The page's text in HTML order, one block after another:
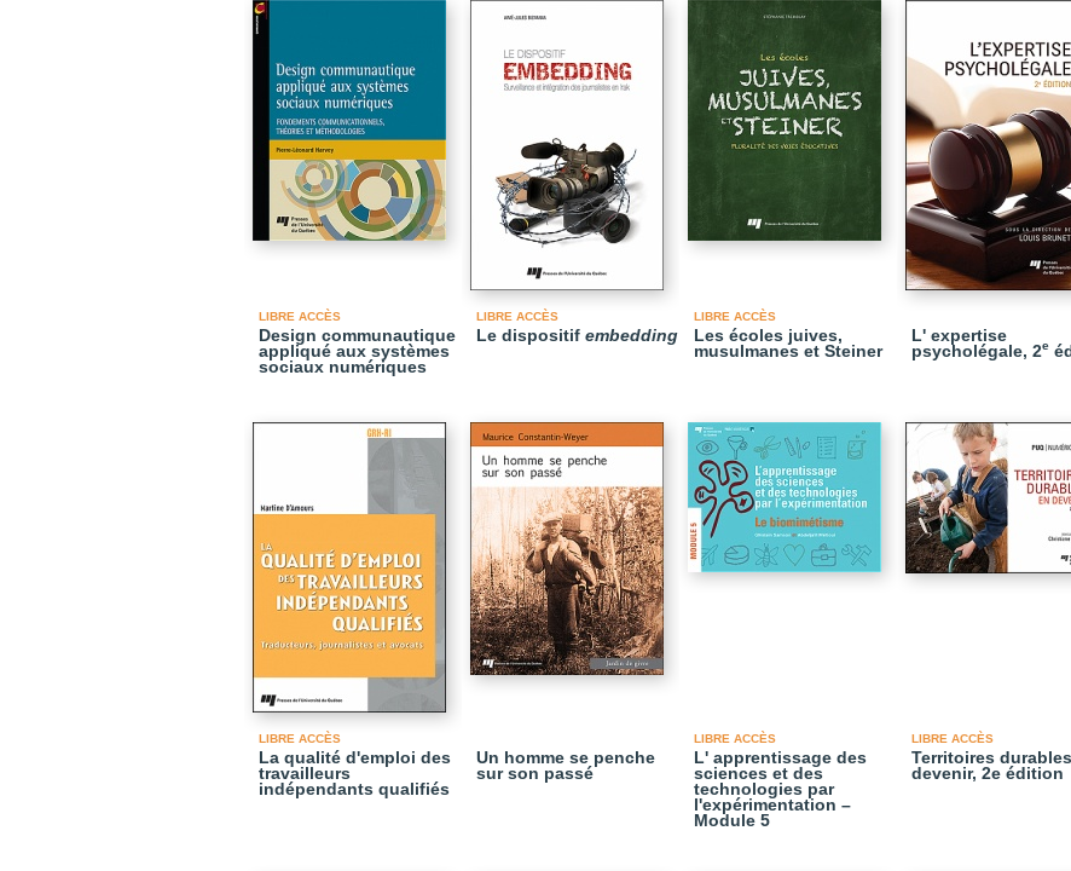
LIBRE ACCÈS
Design communautique
appliqué aux systèmes
sociaux numériques
LIBRE ACCÈS
Le dispositif embedding
LIBRE ACCÈS
Les écoles juives,
musulmanes et Steiner
L' expertise
psycholégale, 2e
LIBRE ACCÈS
La qualité d'emploi des
travailleurs
indépendants qualifiés
Un homme se penche
sur son passé
LIBRE ACCÈS
L' apprentissage des
sciences et des
technologies par
l'expérimentation –
Module 5
LIBRE ACCÈS
Territoires
devenir, 2e édition